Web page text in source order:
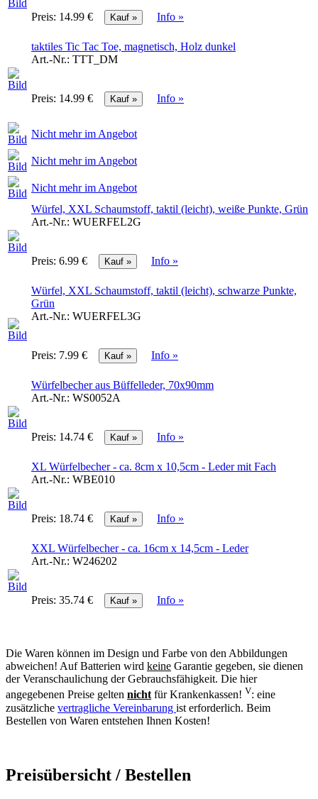
Preis: 14.99 € Info »
taktiles Tic Tac Toe, magnetisch, Holz dunkel
Art.-Nr.: TTT_DM
Preis: 14.99 € Info »
Nicht mehr im Angebot
Nicht mehr im Angebot
Nicht mehr im Angebot
Würfel, XXL Schaumstoff, taktil (leicht), weiße Punkte, Grün
Art.-Nr.: WUERFEL2G
Preis: 6.99 € Info »
Würfel, XXL Schaumstoff, taktil (leicht), schwarze Punkte,
Grün
Art.-Nr.: WUERFEL3G
Preis: 7.99 € Info »
Würfelbecher aus Büffelleder, 70x90mm
Art.-Nr.: WS0052A
Preis: 14.74 € Info »
XL Würfelbecher - ca. 8cm x 10,5cm - Leder mit Fach
Art.-Nr.: WBE010
Preis: 18.74 € Info »
XXL Würfelbecher - ca. 16cm x 14,5cm - Leder
Art.-Nr.: W246202
Preis: 35.74 € Info »
Die Waren können im Design und Farbe von den Abbildungen
abweichen! Auf Batterien wird keine Garantie gegeben, sie dienen
der Veranschaulichung der Gebrauchsfähigkeit. Die hier
angegebenen Preise gelten nichtfür Krankenkassen! V: eine
zusätzliche vertragliche Vereinbarung ist erforderlich. Beim
Bestellen von Waren entstehen Ihnen Kosten!
Preisübersicht / Bestellen